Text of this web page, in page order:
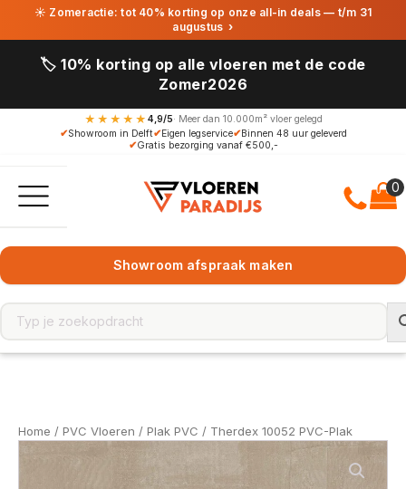
☀ Zomeractie: tot 40% korting op onze all-in deals — t/m 31
augustus ›
🏷️ 10% korting op alle vloeren met de code
Zomer2026
★★★★★ 4,9/5· Meer dan 10.000m² vloer gelegd
✔Showroom in Delft✔Eigen legservice✔Binnen 48 uur geleverd
✔Gratis bezorging vanaf €500,-
Showroom afspraak maken
Home / PVC Vloeren / Plak PVC / Therdex 10052 PVC-Plak